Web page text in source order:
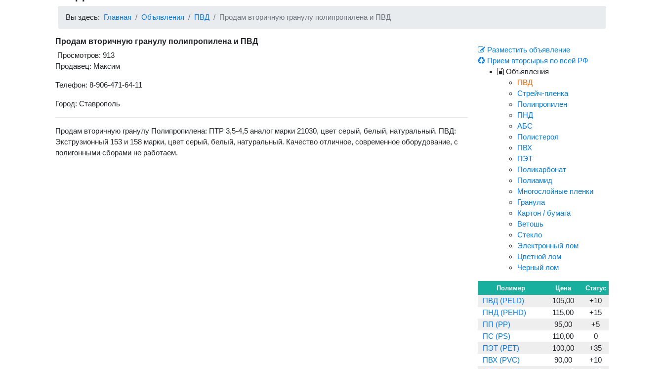
Вы здесь: Главная Объявления ПВД Продам вторичную гранулу полипропилена и ПВД
Продам вторичную гранулу полипропилена и ПВД
Просмотров: 913
Продавец: Максим
Телефон: 8-906-471-64-11
Город: Ставрополь
Продам вторичную гранулу Полипропилена: ПТР 3,5-4,5 аналог марки 21030, цвет серый, белый, натуральный. ПВД:
Экструзионный 153 и 158 марки, цвет серый, белый, натуральный. Качество отличное, современное оборудование, с
полигонными сборами не работаем.
Разместить объявление
Прием вторсырья по всей РФ
Объявления
ПВД
Стрейч-пленка
Полипропилен
ПНД
АБС
Полистерол
ПВХ
ПЭТ
Поликарбонат
Полиамид
Многослойные пленки
Гранула
Картон / бумага
Ветошь
Стекло
Электронный лом
Цветной лом
Черный лом
Полимер Цена Статус
ПВД (PELD) 105,00
+10
ПНД (PEHD)
115,00
+15
ПП (PP)
95,00
+5
ПС (PS)
110,00
0
ПЭТ (PET)
100,00
+35
ПВХ (PVC)
90,00
+10